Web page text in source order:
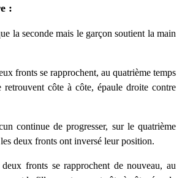
:
la seconde mais le garçon soutient la main
fronts se rapprochent, au quatrième temps
côte à côte, épaule droite contre
continue de progresser, sur le quatrième
deux fronts ont inversé leur position.
deux fronts se rapprochent de nouveau, au